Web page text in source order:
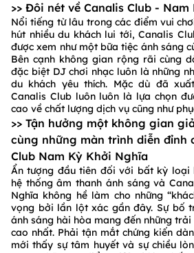
>> Đôi nét về Canalis Club -
Nổi tiếng từ lâu trong các điểm vui
hút nhiều du khách lui tới, Canalis
được xem như một bữa tiệc ánh sáng
Bên cạnh không gian rộng rãi cùng
đặc biệt DJ chơi nhạc luôn là những
du khách yêu thích. Mặc dù đã
Canalis Club luôn luôn là lựa chọn
cao về chất lượng dịch vụ cũng như
>> Tận hưởng một không gian
cùng những màn trình diễn đỉnh
Club Nam Kỳ Khởi Nghĩa
Ẩn tượng đầu tiên đối với bất kỳ loại
hệ thống âm thanh ánh sáng và
Nghĩa không hề làm cho những
vọng bởi lần lột xác gần đây. Sự bố
ánh sáng hài hòa mang đến những trải
cao nhất. Phải tận mắt chứng kiến
mới thấy sự tâm huyết và sự chiều